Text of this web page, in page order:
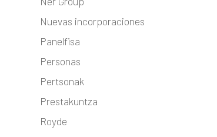
Nuevas incorporaciones
Panelfisa
Personas
Pertsonak
Prestakuntza
Royde